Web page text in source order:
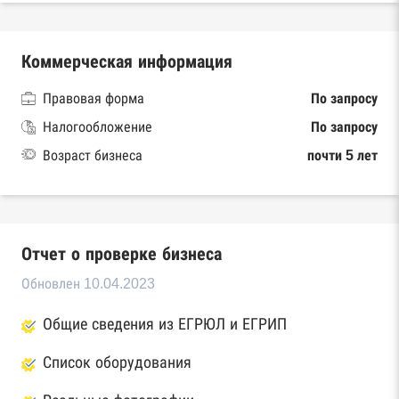
Коммерческая информация
Правовая форма
По запросу
Налогообложение
По запросу
Возраст бизнеса
почти 5 лет
Отчет о проверке бизнеса
Обновлен 10.04.2023
Общие сведения из ЕГРЮЛ и ЕГРИП
Список оборудования